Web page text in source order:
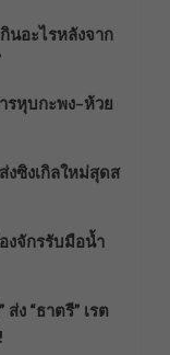
นอะไรหลังจาก
รหุบกะพง–ห้วย
งซิงเกิลใหม่สุดส
งจักรรับมือน้ำ
ง “ธาตรี” เรต